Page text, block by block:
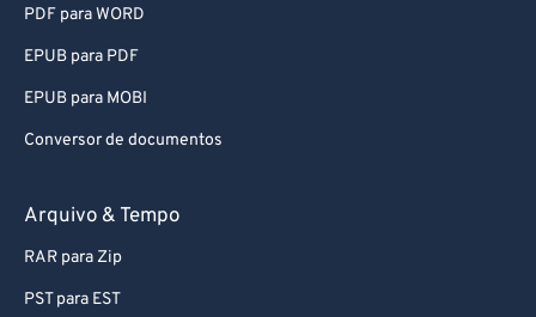
PDF para WORD
EPUB para PDF
EPUB para MOBI
Conversor de documentos
Arquivo & Tempo
RAR para Zip
PST para EST